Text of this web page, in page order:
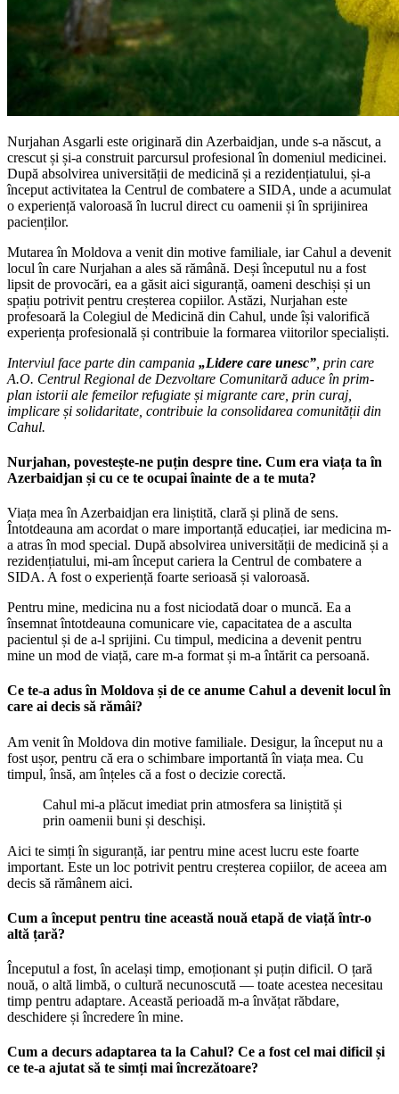
Nurjahan Asgarli este originară din Azerbaidjan, unde s-a născut, a
crescut și și-a construit parcursul profesional în domeniul medicinei.
După absolvirea universității de medicină și a rezidențiatului, și-a
început activitatea la Centrul de combatere a SIDA, unde a acumulat
o experiență valoroasă în lucrul direct cu oamenii și în sprijinirea
pacienților.
Mutarea în Moldova a venit din motive familiale, iar Cahul a devenit
locul în care Nurjahan a ales să rămână. Deși începutul nu a fost
lipsit de provocări, ea a găsit aici siguranță, oameni deschiși și un
spațiu potrivit pentru creșterea copiilor. Astăzi, Nurjahan este
profesoară la Colegiul de Medicină din Cahul, unde își valorifică
experiența profesională și contribuie la formarea viitorilor specialiști.
Interviul face parte din campania „Lidere care unesc” , prin care
A.O. Centrul Regional de Dezvoltare Comunitară aduce în prim-
plan istorii ale femeilor refugiate și migrante care, prin curaj,
implicare și solidaritate, contribuie la consolidarea comunității din
Cahul.
Nurjahan, povestește-ne puțin despre tine. Cum era viața ta în
Azerbaidjan și cu ce te ocupai înainte de a te muta?
Viața mea în Azerbaidjan era liniștită, clară și plină de sens.
Întotdeauna am acordat o mare importanță educației, iar medicina m-
a atras în mod special. După absolvirea universității de medicină și a
rezidențiatului, mi-am început cariera la Centrul de combatere a
SIDA. A fost o experiență foarte serioasă și valoroasă.
Pentru mine, medicina nu a fost niciodată doar o muncă. Ea a
însemnat întotdeauna comunicare vie, capacitatea de a asculta
pacientul și de a-l sprijini. Cu timpul, medicina a devenit pentru
mine un mod de viață, care m-a format și m-a întărit ca persoană.
Ce te-a adus în Moldova și de ce anume Cahul a devenit locul în
care ai decis să rămâi?
Am venit în Moldova din motive familiale. Desigur, la început nu a
fost ușor, pentru că era o schimbare importantă în viața mea. Cu
timpul, însă, am înțeles că a fost o decizie corectă.
Cahul mi-a plăcut imediat prin atmosfera sa liniștită și
prin oamenii buni și deschiși.
Aici te simți în siguranță, iar pentru mine acest lucru este foarte
important. Este un loc potrivit pentru creșterea copiilor, de aceea am
decis să rămânem aici.
Cum a început pentru tine această nouă etapă de viață într-o
altă țară?
Începutul a fost, în același timp, emoționant și puțin dificil. O țară
nouă, o altă limbă, o cultură necunoscută — toate acestea necesitau
timp pentru adaptare. Această perioadă m-a învățat răbdare,
deschidere și încredere în mine.
Cum a decurs adaptarea ta la Cahul? Ce a fost cel mai dificil și
ce te-a ajutat să te simți mai încrezătoare?